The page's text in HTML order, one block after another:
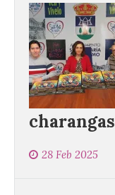
28 Feb 2025